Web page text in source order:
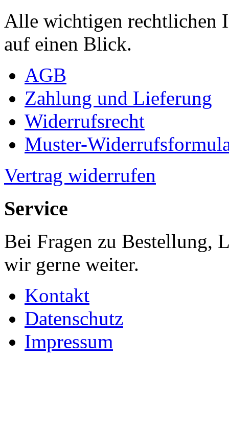
Alle wichtigen rechtlichen
auf einen Blick.
AGB
Zahlung und Lieferung
Widerrufsrecht
Muster-
Vertrag widerrufen
Service
Bei Fragen zu Bestellung,
wir gerne weiter.
Kontakt
Datenschutz
Impressum